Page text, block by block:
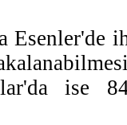
Esenler'de
ise